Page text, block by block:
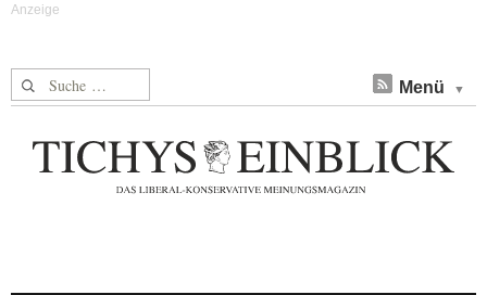
Suche nach: Menü